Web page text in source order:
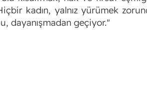
kadın, yalnız yürümek
dayanışmadan geçiyor."